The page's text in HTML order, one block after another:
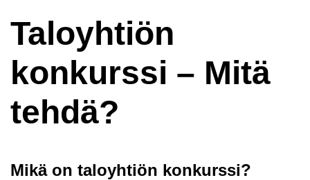
Taloyhtiön
konkurssi – Mitä
tehdä?
Mikä on taloyhtiön konkurssi?